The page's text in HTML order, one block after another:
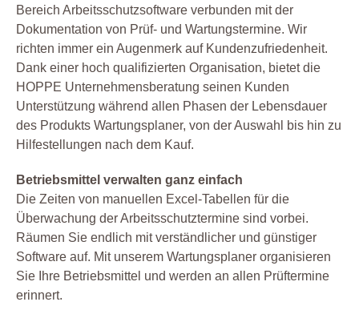
Bereich Arbeitsschutzsoftware verbunden mit der
Dokumentation von Prüf- und Wartungstermine. Wir
richten immer ein Augenmerk auf Kundenzufriedenheit.
Dank einer hoch qualifizierten Organisation, bietet die
HOPPE Unternehmensberatung seinen Kunden
Unterstützung während allen Phasen der Lebensdauer
des Produkts Wartungsplaner, von der Auswahl bis hin zu
Hilfestellungen nach dem Kauf.
Betriebsmittel verwalten ganz einfach
Die Zeiten von manuellen Excel-Tabellen für die
Überwachung der Arbeitsschutztermine sind vorbei.
Räumen Sie endlich mit verständlicher und günstiger
Software auf. Mit unserem Wartungsplaner organisieren
Sie Ihre Betriebsmittel und werden an allen Prüftermine
erinnert.